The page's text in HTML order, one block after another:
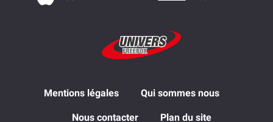
Mentions légales Qui sommes nous
Nous contacter Plan du site